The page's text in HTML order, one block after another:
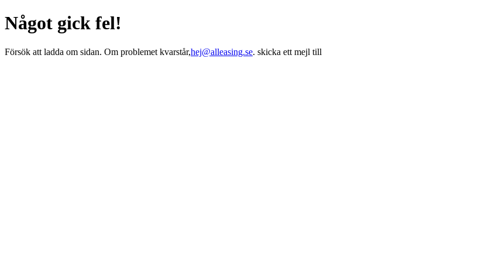
Något gick fel!
Försök att ladda om sidan. Om problemet kvarstår,hej@alleasing.se. skicka ett mejl till